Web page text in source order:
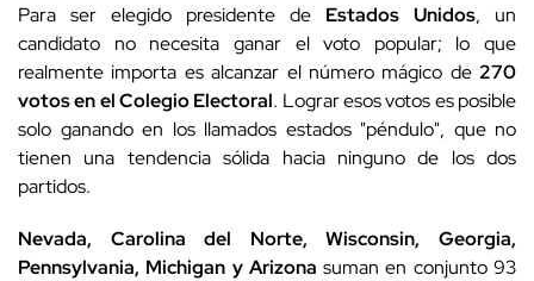
Para ser elegido presidente de Estados Unidos, un
candidato no necesita ganar el voto popular; lo que
realmente importa es alcanzar el número mágico de270
votos en el Colegio Electoral. Lograr esos votos es posible
solo ganando en los llamados estados "péndulo", que no
tienen una tendencia sólida hacia ninguno de los dos
partidos.
Nevada, Carolina del Norte, Wisconsin, Georgia,
Pennsylvania, Michigan y Arizona suman en conjunto 93